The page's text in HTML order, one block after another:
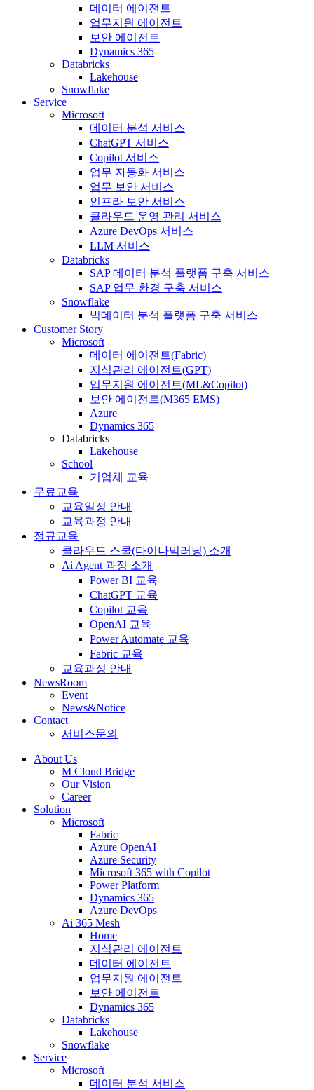
데이터 에이전트
업무지원 에이전트
보안 에이전트
Dynamics 365
Databricks
Lakehouse
Snowflake
Service
Microsoft
데이터 분석 서비스
ChatGPT 서비스
Copilot 서비스
업무 자동화 서비스
업무 보안 서비스
인프라 보안 서비스
클라우드 운영 관리 서비스
Azure DevOps 서비스
LLM 서비스
Databricks
SAP 데이터 분석 플랫폼 구축 서비스
SAP 업무 환경 구축 서비스
Snowflake
빅데이터 분석 플랫폼 구축 서비스
Customer Story
Microsoft
데이터 에이전트(Fabric)
지식관리 에이전트(GPT)
업무지원 에이전트(ML&Copilot)
보안 에이전트(M365 EMS)
Azure
Dynamics 365
Databricks
Lakehouse
School
기업체 교육
무료교육
교육일정 안내
교육과정 안내
정규교육
클라우드 스쿨(다이나믹러닝) 소개
Ai Agent 과정 소개
Power BI 교육
ChatGPT 교육
Copilot 교육
OpenAI 교육
Power Automate 교육
Fabric 교육
교육과정 안내
NewsRoom
Event
News&Notice
Contact
서비스문의
About Us
M Cloud Bridge
Our Vision
Career
Solution
Microsoft
Fabric
Azure OpenAI
Azure Security
Microsoft 365 with Copilot
Power Platform
Dynamics 365
Azure DevOps
Ai 365 Mesh
Home
지식관리 에이전트
데이터 에이전트
업무지원 에이전트
보안 에이전트
Dynamics 365
Databricks
Lakehouse
Snowflake
Service
Microsoft
데이터 분석 서비스